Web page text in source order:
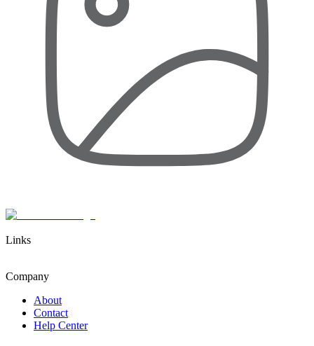
Links
Company
About
Contact
Help Center